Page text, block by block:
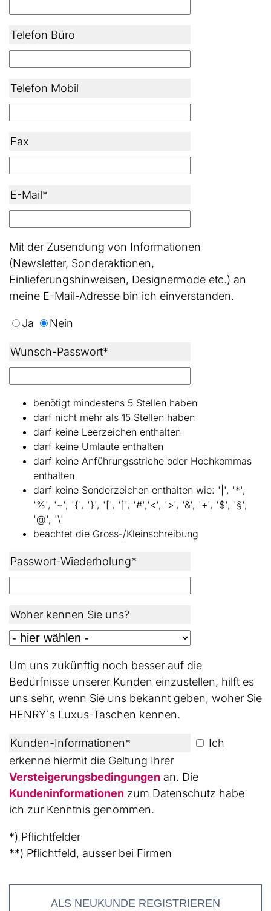
Telefon Büro
Telefon Mobil
Fax
E-Mail*
Mit der Zusendung von Informationen
(Newsletter, Sonderaktionen,
Einlieferungshinweisen, Designermode etc.) an
meine E-Mail-Adresse bin ich einverstanden.
Ja Nein
Wunsch-Passwort*
benötigt mindestens 5 Stellen haben
darf nicht mehr als 15 Stellen haben
darf keine Leerzeichen enthalten
darf keine Umlaute enthalten
darf keine Anführungsstriche oder Hochkommas
enthalten
darf keine Sonderzeichen enthalten wie: '|', '*',
'%', '~', '{', '}', '[', ']', '#','<', '>', '&', '+', '$', '§',
'@', '\'
beachtet die Gross-/Kleinschreibung
Passwort-Wiederholung*
Woher kennen Sie uns?
Um uns zukünftig noch besser auf die
Bedürfnisse unserer Kunden einzustellen, hilft es
uns sehr, wenn Sie uns bekannt geben, woher Sie
HENRY´s Luxus-Taschen kennen.
Kunden-Informationen*
Ich
erkenne hiermit die Geltung Ihrer
Versteigerungsbedingungen an. Die
Kundeninformationen zum Datenschutz habe
ich zur Kenntnis genommen.
*) Pflichtfelder
**) Pflichtfeld, ausser bei Firmen
ALS NEUKUNDE REGISTRIEREN